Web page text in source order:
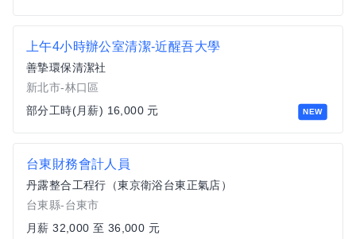
NEW
上午4小時辦公室清潔-近醒吾大學
善摯環保清潔社
新北市-林口區
部分工時(月薪) 16,000 元
台東財務會計人員
丹露整合工程行（東京衛浴台東正氣店）
台東縣-台東市
月薪 32,000 至 36,000 元